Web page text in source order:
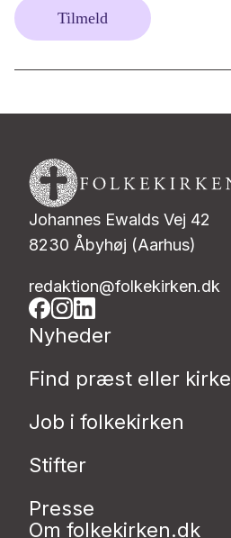
Tilmeld
Johannes Ewalds Vej 42
8230 Åbyhøj (Aarhus)
redaktion@folkekirken.dk
Nyheder
Find præst eller kirke
Job i folkekirken
Stifter
Presse
Om folkekirken.dk